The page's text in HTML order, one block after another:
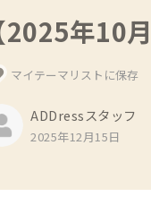
2025年10
マイテーマリストに保存
ADDressスタッフ
2025年12月15日